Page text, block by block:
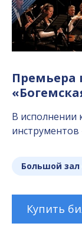
Премьера
В исполнении
инструментов
Большой
Купить